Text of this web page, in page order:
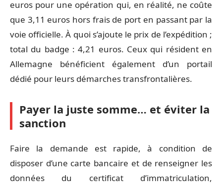
euros pour une opération qui, en réalité, ne coûte
que 3,11 euros hors frais de port en passant par la
voie officielle. À quoi s’ajoute le prix de l’expédition ;
total du badge : 4,21 euros. Ceux qui résident en
Allemagne bénéficient également d’un portail
dédié pour leurs démarches transfrontalières.
Payer la juste somme… et éviter la
sanction
Faire la demande est rapide, à condition de
disposer d’une carte bancaire et de renseigner les
données du certificat d’immatriculation,